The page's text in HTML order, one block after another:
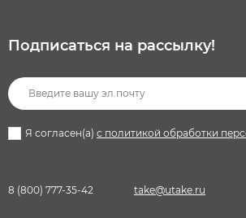
Подписаться на рассылкy!
Я согласен(a) с политикой обработки
8 (800) 777-35-42 take@utake.ru